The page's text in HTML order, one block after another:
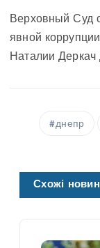
Верховный Суд
явной
Наталии Деркач
днепр
Схожі